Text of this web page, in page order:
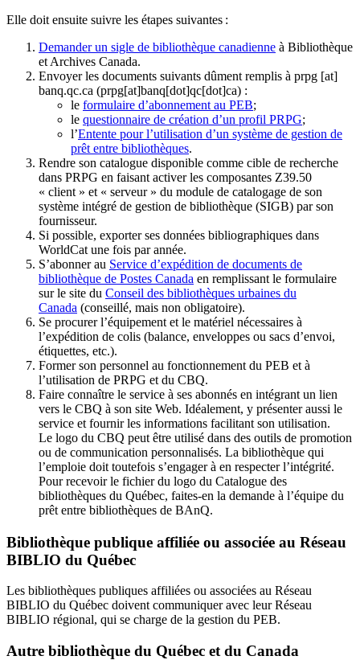
Elle doit ensuite suivre les étapes suivantes :
Demander un sigle de bibliothèque canadienne à Bibliothèque
et Archives Canada.
Envoyer les documents suivants dûment remplis à prpg [at]
banq.qc.ca (prpg[at]banq[dot]qc[dot]ca) :
le formulaire d’abonnement au PEB;
le questionnaire de création d’un profil PRPG;
l’Entente pour l’utilisation d’un système de gestion de
prêt entre bibliothèques.
Rendre son catalogue disponible comme cible de recherche
dans PRPG en faisant activer les composantes Z39.50
« client » et « serveur » du module de catalogage de son
système intégré de gestion de bibliothèque (SIGB) par son
fournisseur.
Si possible, exporter ses données bibliographiques dans
WorldCat une fois par année.
S’abonner au Service d’expédition de documents de
bibliothèque de Postes Canada en remplissant le formulaire
sur le site du Conseil des bibliothèques urbaines du
Canada (conseillé, mais non obligatoire).
Se procurer l’équipement et le matériel nécessaires à
l’expédition de colis (balance, enveloppes ou sacs d’envoi,
étiquettes, etc.).
Former son personnel au fonctionnement du PEB et à
l’utilisation de PRPG et du CBQ.
Faire connaître le service à ses abonnés en intégrant un lien
vers le CBQ à son site Web. Idéalement, y présenter aussi le
service et fournir les informations facilitant son utilisation.
Le logo du CBQ peut être utilisé dans des outils de promotion
ou de communication personnalisés. La bibliothèque qui
l’emploie doit toutefois s’engager à en respecter l’intégrité.
Pour recevoir le fichier du logo du Catalogue des
bibliothèques du Québec, faites-en la demande à l’équipe du
prêt entre bibliothèques de BAnQ.
Bibliothèque publique affiliée ou associée au Réseau
BIBLIO du Québec
Les bibliothèques publiques affiliées ou associées au Réseau
BIBLIO du Québec doivent communiquer avec leur Réseau
BIBLIO régional, qui se charge de la gestion du PEB.
Autre bibliothèque du Québec et du Canada